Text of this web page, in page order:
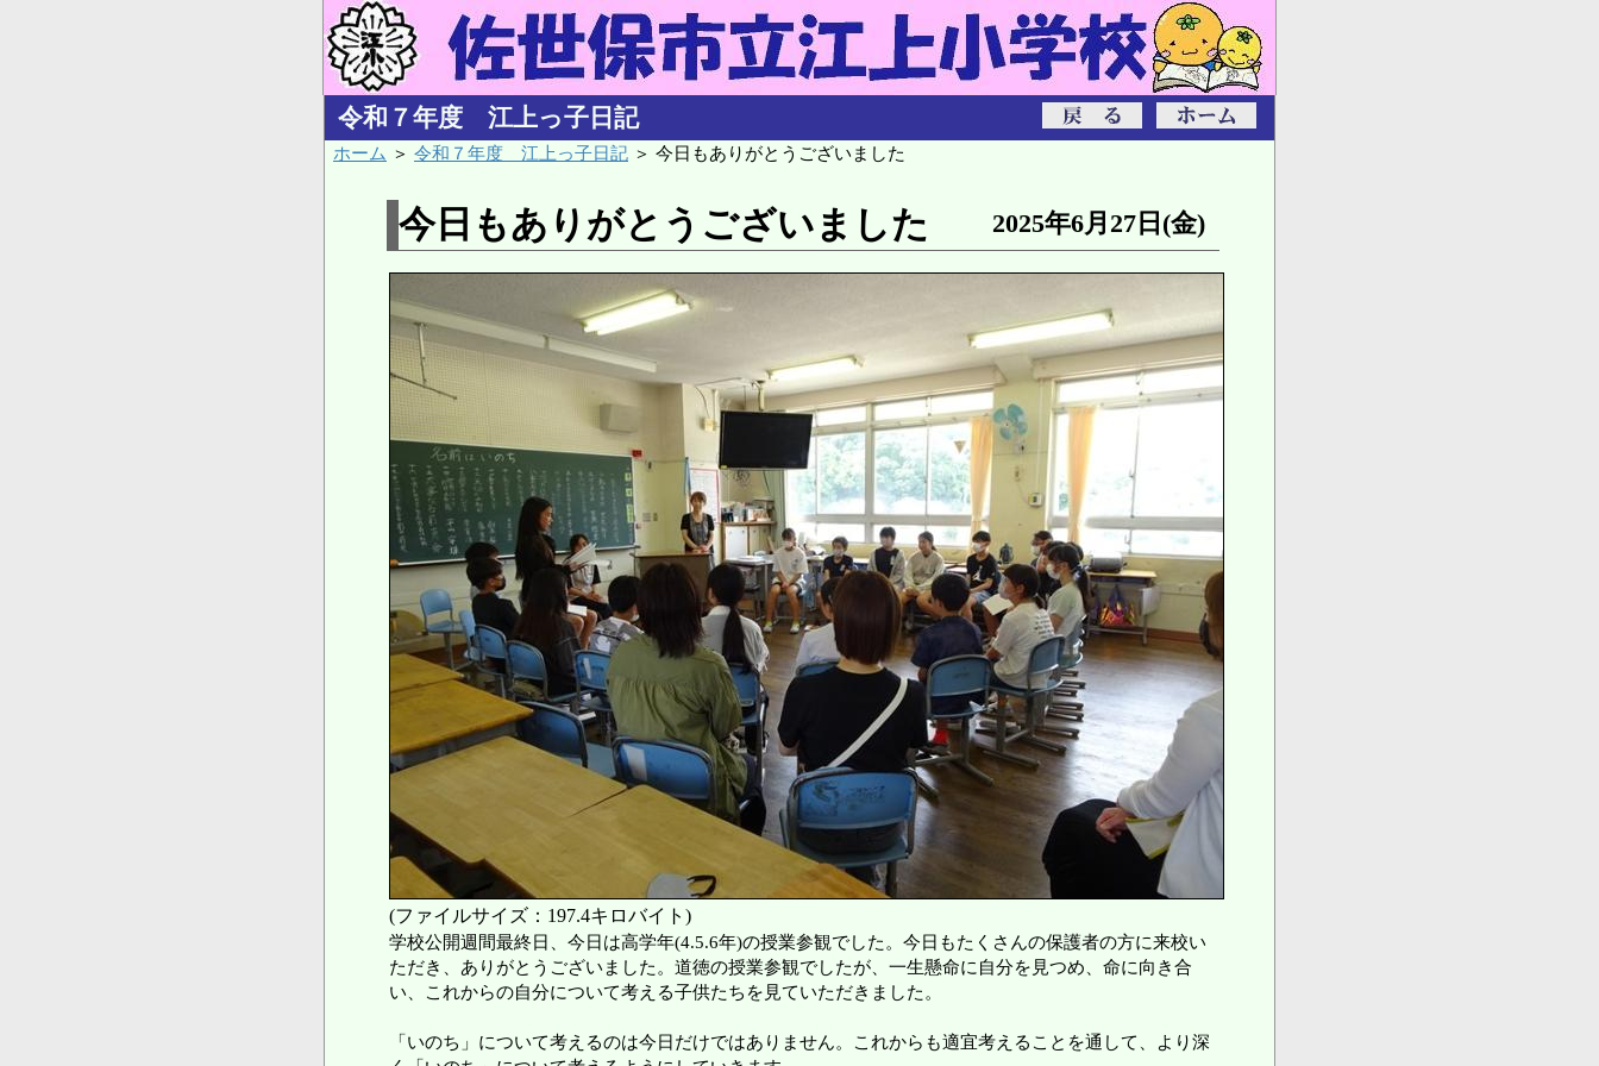
令和７年度 江上っ子日記
ホーム ＞ 令和７年度 江上っ子日記 ＞ 今日もありがとうございました
今日もありがとうございました 2025年6月27日(金)
(ファイルサイズ：197.4キロバイト)
学校公開週間最終日、今日は高学年(4.5.6年)の授業参観でした。今日もたくさんの保護者の方に来校い
ただき、ありがとうございました。道徳の授業参観でしたが、一生懸命に自分を見つめ、命に向き合
い、これからの自分について考える子供たちを見ていただきました。
「いのち」について考えるのは今日だけではありません。これからも適宜考えることを通して、より深